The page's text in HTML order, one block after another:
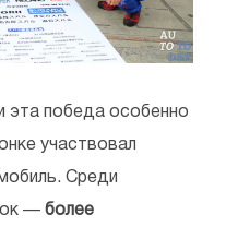
эта победа особенно
участвовал
Среди
— более